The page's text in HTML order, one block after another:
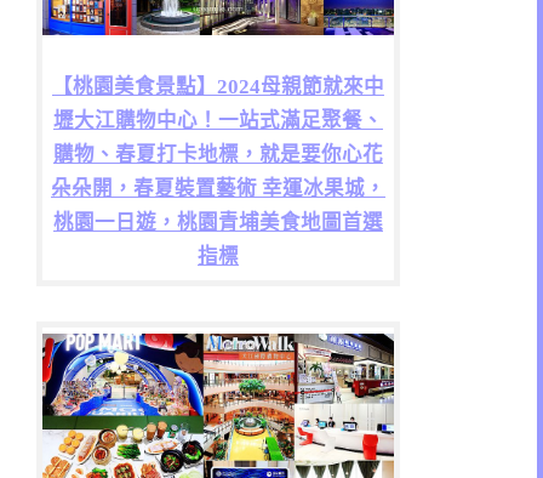
【桃園美食景點】2024母親節就來中
壢大江購物中心！一站式滿足聚餐、
購物、春夏打卡地標，就是要你心花
朵朵開，春夏裝置藝術 幸運冰果城，
桃園一日遊，桃園青埔美食地圖首選
指標